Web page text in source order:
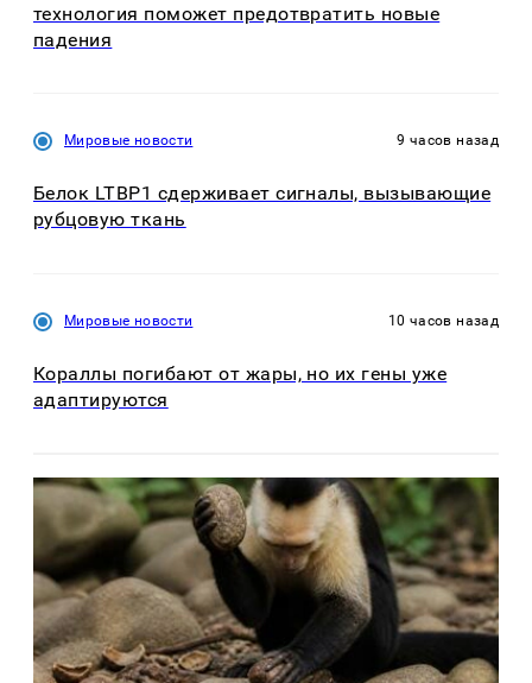
технология поможет предотвратить новые
падения
Мировые новости 9 часов назад
Белок LTBP1 сдерживает сигналы, вызывающие
рубцовую ткань
Мировые новости 10 часов назад
Кораллы погибают от жары, но их гены уже
адаптируются